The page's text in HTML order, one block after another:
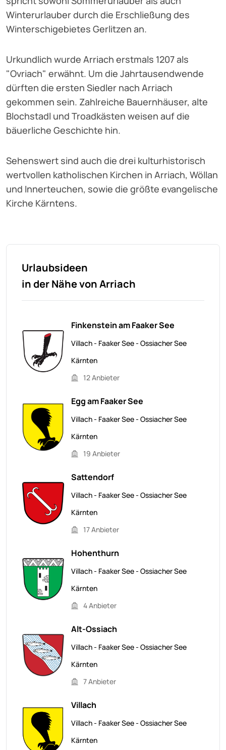
Winterurlauber durch die Erschließung des
Winterschigebietes Gerlitzen an.
Urkundlich wurde Arriach erstmals 1207 als
"Ovriach" erwähnt. Um die Jahrtausendwende
dürften die ersten Siedler nach Arriach
gekommen sein. Zahlreiche Bauernhäuser, alte
Blochstadl und Troadkästen weisen auf die
bäuerliche Geschichte hin.
Sehenswert sind auch die drei kulturhistorisch
wertvollen katholischen Kirchen in Arriach, Wöllan
und Innerteuchen, sowie die größte evangelische
Kirche Kärntens.
Urlaubsideen
in der Nähe von Arriach
Finkenstein am Faaker See
Villach - Faaker See - Ossiacher See
Kärnten
12 Anbieter
Egg am Faaker See
Villach - Faaker See - Ossiacher See
Kärnten
19 Anbieter
Sattendorf
Villach - Faaker See - Ossiacher See
Kärnten
17 Anbieter
Hohenthurn
Villach - Faaker See - Ossiacher See
Kärnten
4 Anbieter
Alt-Ossiach
Villach - Faaker See - Ossiacher See
Kärnten
7 Anbieter
Villach
Villach - Faaker See - Ossiacher See
Kärnten